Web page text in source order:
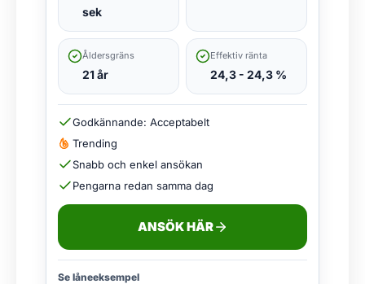
sek
Åldersgräns
21 år
Effektiv ränta
24,3 - 24,3 %
Godkännande: Acceptabelt
Trending
Snabb och enkel ansökan
Pengarna redan samma dag
ANSÖK HÄR
Se låneeksempel